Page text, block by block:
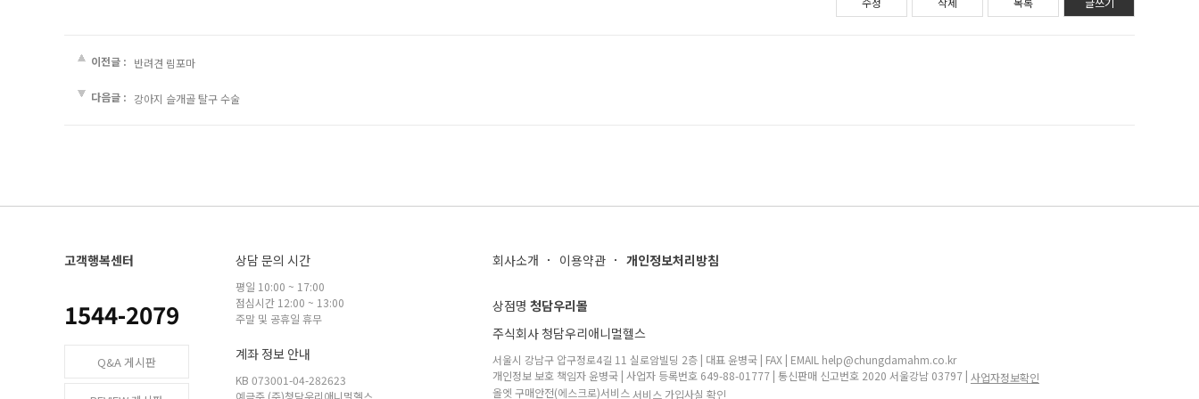
이전글 : 반려견 림포마
다음글 : 강아지 슬개골 탈구 수술
고객행복센터
1544-2079
Q&A 게시판
상담 문의 시간
평일 10:00 ~ 17:00
점심시간 12:00 ~ 13:00
주말 및 공휴일 휴무
계좌 정보 안내
KB 073001-04-282623
예금주 (주)청담우리애니멀헬스
회사소개 이용약관 개인정보처리방침
상점명 청담우리몰
주식회사 청담우리애니멀헬스
서울시 강남구 압구정로4길 11 실로암빌딩 2층 | 대표 윤병국 | FAX | EMAIL help@chungdamahm.co.kr
개인정보 보호 책임자 윤병국 | 사업자 등록번호 649-88-01777 | 통신판매 신고번호 2020 서울강남 03797 | 사업자정보확인
올엣 구매안전(에스크로)서비스서비스 가입사실 확인